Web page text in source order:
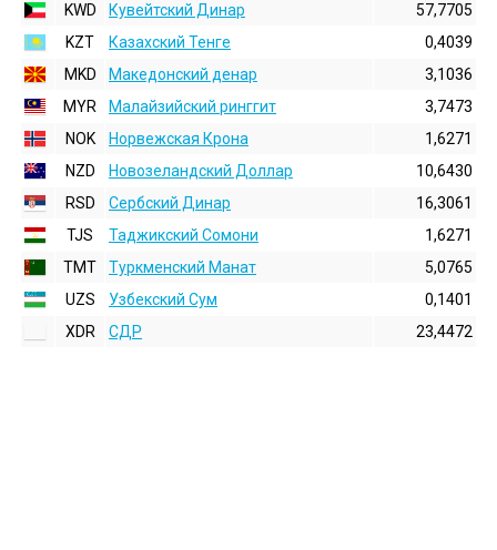
KWD
Кувейтский Динар
57,7705
KZT
Казахский Тенге
0,4039
MKD
Македонский денар
3,1036
MYR
Малайзийский ринггит
3,7473
NOK
Норвежская Крона
1,6271
NZD
Новозеландский Доллар
10,6430
RSD
Сербский Динар
16,3061
TJS
Таджикский Сомони
1,6271
TMT
Туркменский Манат
5,0765
UZS
Узбекский Сум
0,1401
XDR
СДР 23,4472